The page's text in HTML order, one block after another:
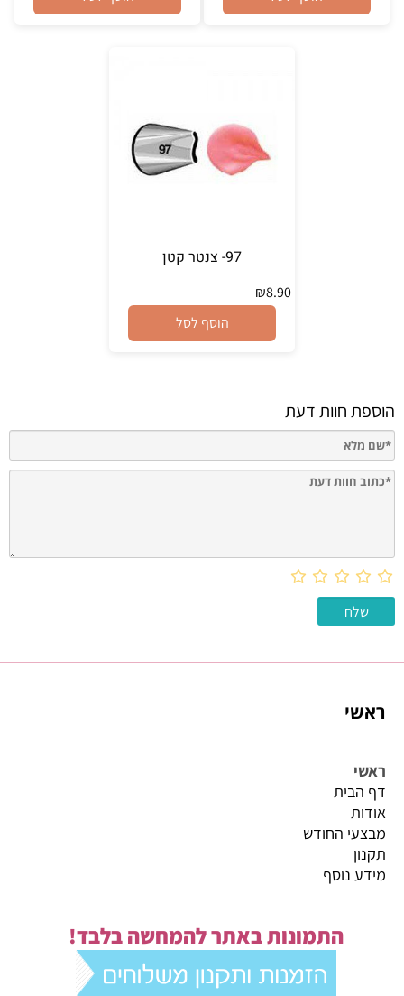
97- צנטר קטן
₪8.90
הוסף לסל
הוספת חוות דעת
ראשי
ראשי
דף הבית
אודות
מבצעי החודש
תקנון
מידע נוסף
התמונות באתר להמחשה בלבד!